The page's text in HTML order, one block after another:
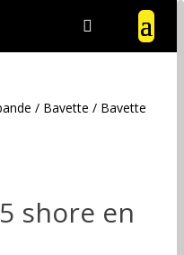
/ Bavette / Bavette
shore en